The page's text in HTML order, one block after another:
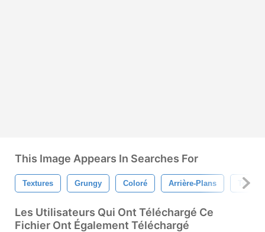
This Image Appears In Searches For
Textures Grungy Coloré Arrière-Plans Texture
Les Utilisateurs Qui Ont Téléchargé Ce
Fichier Ont Également Téléchargé